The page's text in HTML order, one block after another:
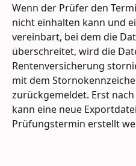
Wenn der Prüfer den
nicht einhalten kann und
vereinbart, bei dem die
überschreitet, wird die
Rentenversicherung
mit dem
zurückgemeldet. Erst
kann eine neue
Prüfungstermin erstellt